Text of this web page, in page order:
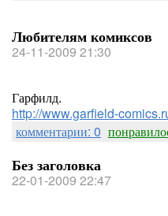
Любителям комиксов
24-11-2009 21:30
Гарфилд.
http://www.garfield-
комментарии: 0
Без заголовка
22-01-2009 22:47